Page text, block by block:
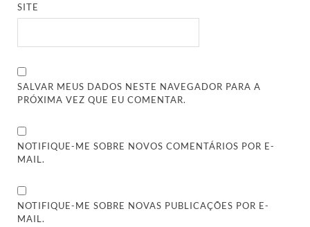
SITE
SALVAR MEUS DADOS NESTE NAVEGADOR PARA A
PRÓXIMA VEZ QUE EU COMENTAR.
NOTIFIQUE-ME SOBRE NOVOS COMENTÁRIOS POR E-
MAIL.
NOTIFIQUE-ME SOBRE NOVAS PUBLICAÇÕES POR E-
MAIL.